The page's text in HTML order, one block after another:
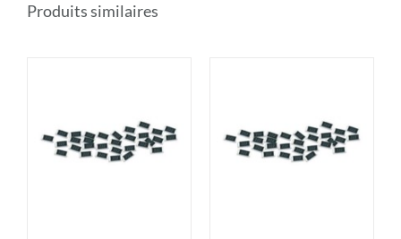
Produits similaires
AJOUTER AU PANIER
/
DÉTAILS